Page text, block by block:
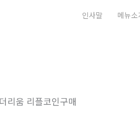
인사말 메뉴소
움 리플코인구매